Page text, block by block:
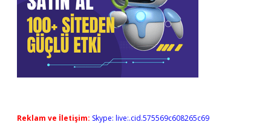
Reklam ve İletişim: Skype: live:.cid.575569c608265c69